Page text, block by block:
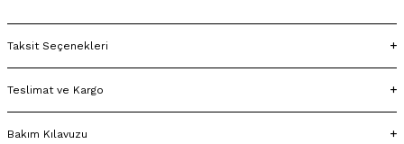
Taksit Seçenekleri
Teslimat ve Kargo
Bakım Kılavuzu